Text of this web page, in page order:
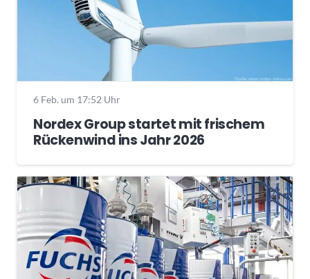
6 Feb. um 17:52 Uhr
Nordex Group startet mit frischem
Rückenwind ins Jahr 2026